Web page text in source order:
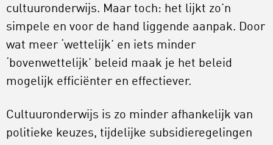
cultuuronderwijs. Maar toch: het lijkt zo’n
simpele en voor de hand liggende aanpak. Door
wat meer ‘wettelijk’ en iets minder
‘bovenwettelijk’ beleid maak je het beleid
mogelijk efficiënter en effectiever.
Cultuuronderwijs is zo minder afhankelijk van
politieke keuzes, tijdelijke subsidieregelingen